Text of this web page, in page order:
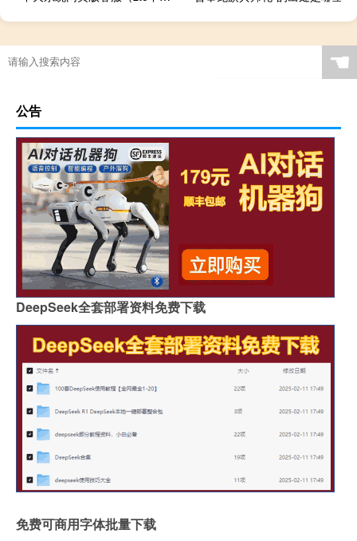
☚
公告
DeepSeek全套部署资料免费下载
免费可商用字体批量下载